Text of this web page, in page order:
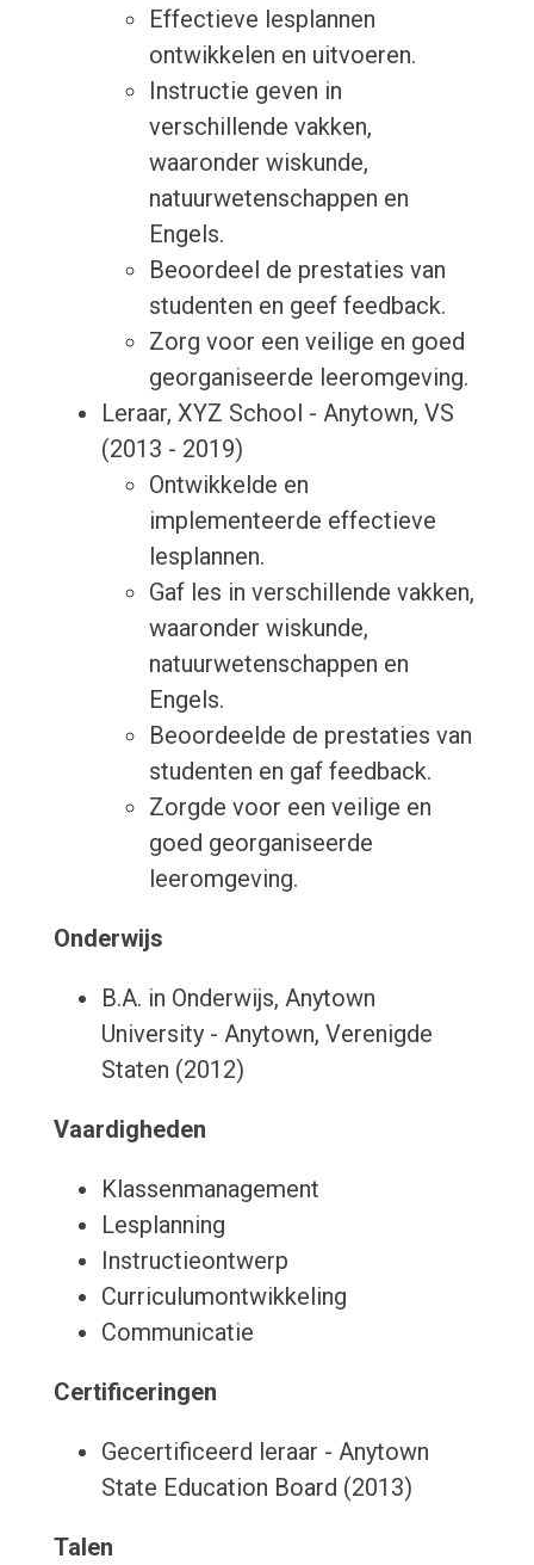
Effectieve lesplannen
ontwikkelen en uitvoeren.
Instructie geven in
verschillende vakken,
waaronder wiskunde,
natuurwetenschappen en
Engels.
Beoordeel de prestaties van
studenten en geef feedback.
Zorg voor een veilige en goed
georganiseerde leeromgeving.
Leraar, XYZ School - Anytown, VS
(2013 - 2019)
Ontwikkelde en
implementeerde effectieve
lesplannen.
Gaf les in verschillende vakken,
waaronder wiskunde,
natuurwetenschappen en
Engels.
Beoordeelde de prestaties van
studenten en gaf feedback.
Zorgde voor een veilige en
goed georganiseerde
leeromgeving.
Onderwijs
B.A. in Onderwijs, Anytown
University - Anytown, Verenigde
Staten (2012)
Vaardigheden
Klassenmanagement
Lesplanning
Instructieontwerp
Curriculumontwikkeling
Communicatie
Certificeringen
Gecertificeerd leraar - Anytown
State Education Board (2013)
Talen